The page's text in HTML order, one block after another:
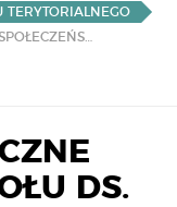
MONOTEMATYCZNE OBRADY ZESPOŁU DS. SPOŁECZEŃSTWA INFORMACYJNEGO
DS.